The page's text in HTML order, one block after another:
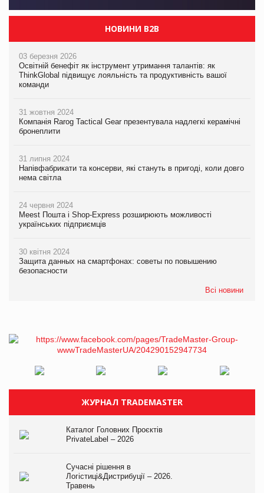
НОВИНИ B2B
03 березня 2026
Освітній бенефіт як інструмент утримання талантів: як
ThinkGlobal підвищує лояльність та продуктивність вашої
команди
31 жовтня 2024
Компанія Rarog Tactical Gear презентувала надлегкі керамічні
бронеплити
31 липня 2024
Напівфабрикати та консерви, які стануть в пригоді, коли довго
нема світла
24 червня 2024
Meest Пошта і Shop-Express розширюють можливості
українських підприємців
30 квітня 2024
Защита данных на смартфонах: советы по повышению
безопасности
Всі новини
ЖУРНАЛ TRADEMASTER
Каталог Головних Проєктів
PrivateLabel – 2026
Сучасні рішення в
Логістиці&Дистрибуції – 2026.
Травень